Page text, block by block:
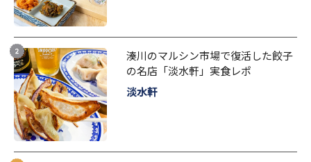
湊川のマルシン市場で復活した餃子
の名店「淡水軒」実食レポ
淡水軒